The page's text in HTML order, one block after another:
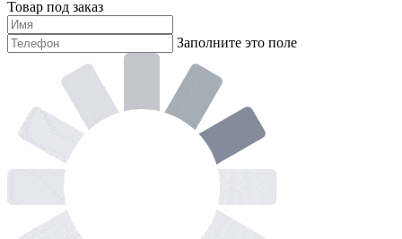
Товар под заказ
Заполните это поле